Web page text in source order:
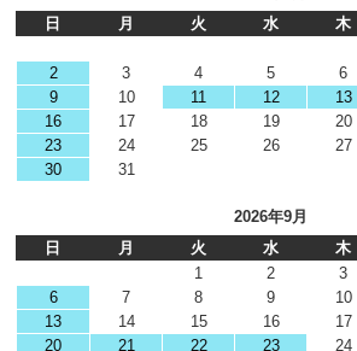
日
月 火 水 木
2
3 4 5 6
9
10 11 12 13
16
17 18 19 20
23
24 25 26 27
30
31
2026年9月
日
月 火 水 木
1
2 3
6
7 8 9 10
13
14 15 16 17
20
21 22 23 24